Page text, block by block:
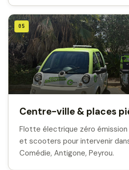
05
Centre-ville & places
Flotte électrique zéro
et scooters pour intervenir
Comédie, Antigone, Peyrou.